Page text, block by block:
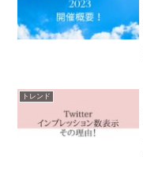
トレンド